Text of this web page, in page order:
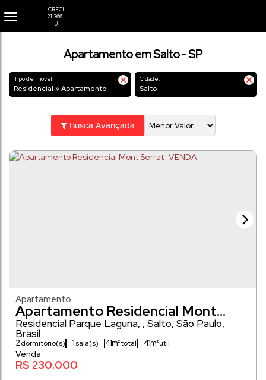
Apartamento em Salto - SP
Tipo de Imóvel:
Residencial » Apartamento
Cidade:
Salto
Busca Avançada
Apartamento Residencial Mont
Serrat -VENDA
Apartamento
R$ 230.000
Residencial Parque Laguna , Salto, São Paulo,
Brasil
2dormitório(s) 1 sala(s) 41m² 41m²